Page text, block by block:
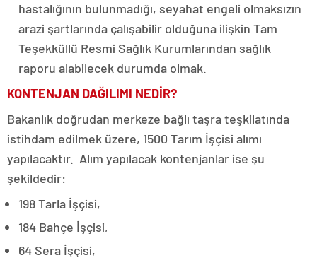
hastalığının bulunmadığı, seyahat engeli olmaksızın
arazi şartlarında çalışabilir olduğuna ilişkin Tam
Teşekküllü Resmi Sağlık Kurumlarından sağlık
raporu alabilecek durumda olmak.
KONTENJAN DAĞILIMI NEDİR?
Bakanlık doğrudan merkeze bağlı taşra teşkilatında
istihdam edilmek üzere, 1500 Tarım İşçisi alımı
yapılacaktır. Alım yapılacak kontenjanlar ise şu
şekildedir:
198 Tarla İşçisi,
184 Bahçe İşçisi,
64 Sera İşçisi,